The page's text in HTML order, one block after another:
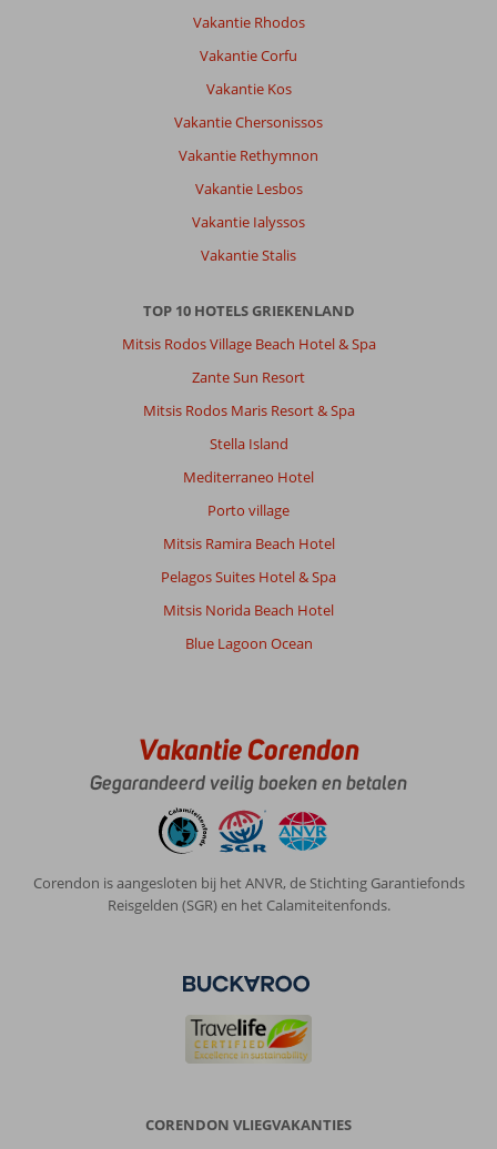
Vakantie Rhodos
Vakantie Corfu
Vakantie Kos
Vakantie Chersonissos
Vakantie Rethymnon
Vakantie Lesbos
Vakantie Ialyssos
Vakantie Stalis
TOP 10 HOTELS GRIEKENLAND
Mitsis Rodos Village Beach Hotel & Spa
Zante Sun Resort
Mitsis Rodos Maris Resort & Spa
Stella Island
Mediterraneo Hotel
Porto village
Mitsis Ramira Beach Hotel
Pelagos Suites Hotel & Spa
Mitsis Norida Beach Hotel
Blue Lagoon Ocean
Vakantie Corendon
Gegarandeerd veilig boeken en betalen
Corendon is aangesloten bij het ANVR, de Stichting Garantiefonds
Reisgelden (SGR) en het Calamiteitenfonds.
CORENDON VLIEGVAKANTIES